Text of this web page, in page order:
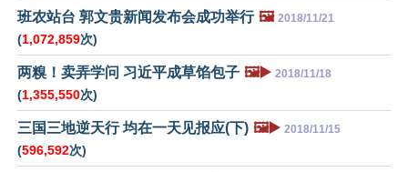
班农站台 郭文贵新闻发布会成功举行 🖼️ 2018/11/21
(1,072,859次)
两糗！卖弄学问 习近平成草馅包子 🖼️▶️ 2018/11/18
(1,355,550次)
三国三地逆天行 均在一天见报应(下) 🖼️▶️ 2018/11/15
(596,592次)